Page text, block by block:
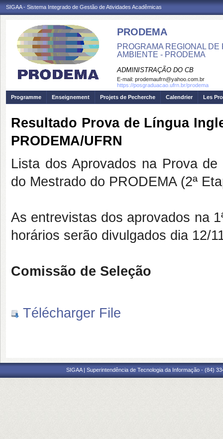
SIGAA - Sistema Integrado de Gestão de Atividades Acadêmicas
PRODEMA
PROGRAMA REGIONAL
AMBIENTE - PRODEMA
ADMINISTRAÇÃO DO CB
E-mail: prodemaufrn@yahoo.com.br
https://posgraduacao.ufrn.br/prodema
Programme
Enseignement Projets de Pecherche Calendrier Les
Resultado Prova de Língua
PRODEMA/UFRN
Lista dos Aprovados na Prova
do Mestrado do PRODEMA (2ª
As entrevistas dos aprovados na
horários serão divulgados dia 12/
Comissão de Seleção
Télécharger File
SIGAA | Superintendência de Tecnologia da Informação - (84)